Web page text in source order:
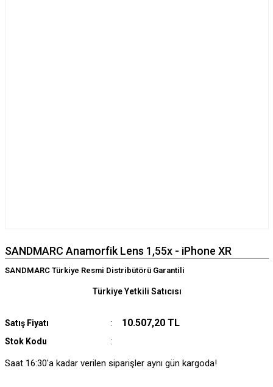
SANDMARC Anamorfik Lens 1,55x - iPhone XR
SANDMARC Türkiye Resmi Distribütörü Garantili
Satış Fiyatı 10.507,20 TL
Stok Kodu
Türkiye Yetkili Satıcısı
Saat 16:30'a kadar verilen siparişler aynı gün kargoda!